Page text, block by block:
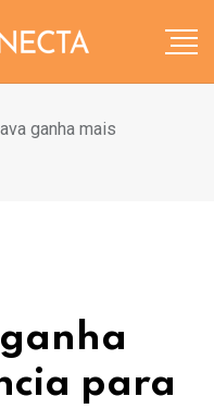
ganha mais
para